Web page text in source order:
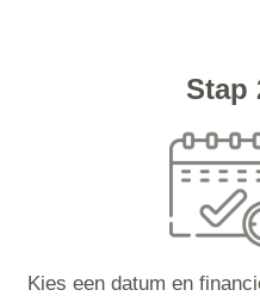
Stap
Kies een datum en